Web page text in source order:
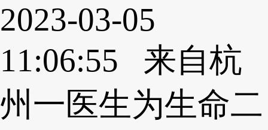
2023-03-05
11:06:55 来自杭
州一医生为生命二